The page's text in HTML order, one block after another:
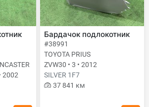
2002
Бардачок подлокотник
#38991
TOYOTA PRIUS
ZVW30 • 3 • 2012
SILVER 1F7
37 841 км